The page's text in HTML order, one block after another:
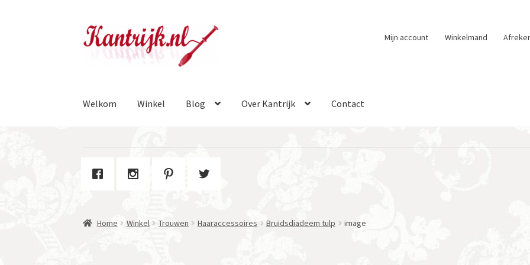
Ga
door
Ga
naar
Mijn account Winkelmand
Welkom Winkel Blog Over Kantrijk Contact
Home Winkel Trouwen Haaraccessoires Bruidsdiadeem tulp image